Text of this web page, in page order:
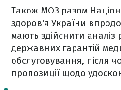
Також МОЗ разом
здоров'я України
мають здійснити аналіз
державних гарантій
обслуговування, після
пропозиції щодо